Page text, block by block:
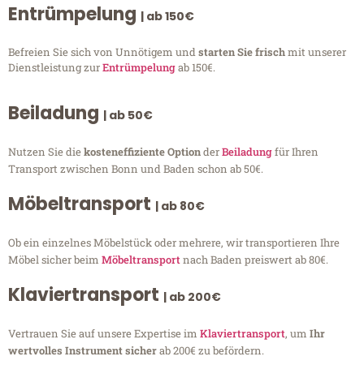
Entrümpelung | ab 150€
Befreien Sie sich von Unnötigem undstarten Sie frischmit unserer
Dienstleistung zurEntrümpelungab 150€.
Beiladung | ab 50€
Nutzen Sie diekosteneffiziente OptionderBeiladungfür Ihren
Transport zwischen Bonn und Baden schon ab 50€.
Möbeltransport | ab 80€
Ob ein einzelnes Möbelstück oder mehrere, wir transportieren Ihre
Möbel sicher beim Möbeltransportnach Baden preiswert ab 80€.
Klaviertransport | ab 200€
Vertrauen Sie auf unsere Expertise im Klaviertransport, um Ihr
wertvolles Instrument sicherab 200€ zu befördern.